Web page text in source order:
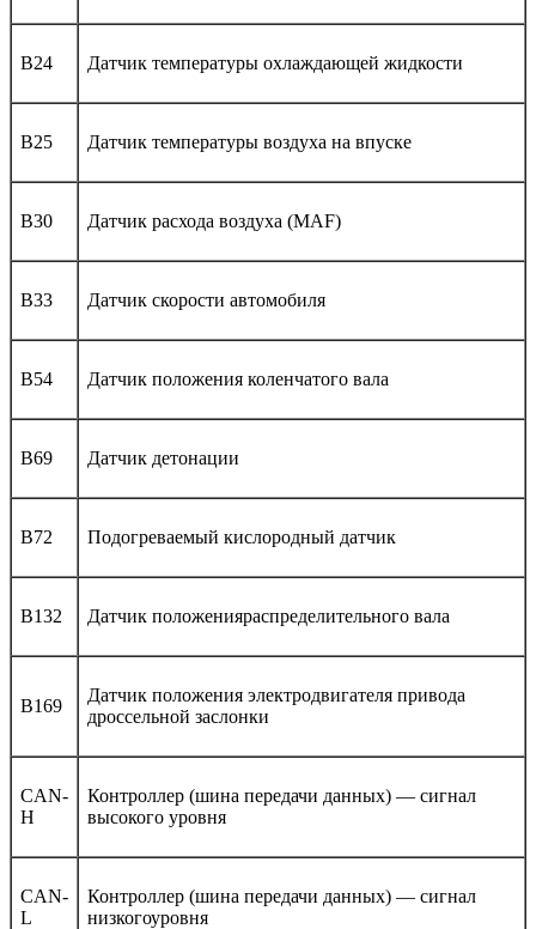
B24 Датчик температуры охлаждающей жидкости
B25 Датчик температуры воздуха на впуске
B30 Датчик расхода воздуха (MAF)
B33 Датчик скорости автомобиля
B54 Датчик положения коленчатого вала
B69 Датчик детонации
B72 Подогреваемый кислородный датчик
B132 Датчик положенияраспределительного вала
B169
Датчик положения электродвигателя привода
дроссельной заслонки
CAN-
H
Контроллер (шина передачи данных) — сигнал
высокого уровня
CAN-
L
Контроллер (шина передачи данных) — сигнал
низкогоуровня